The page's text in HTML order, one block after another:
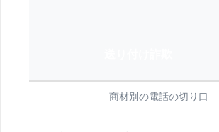
商材別の電話の切り口